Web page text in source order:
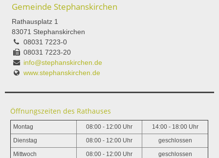
Gemeinde Stephanskirchen
Rathausplatz 1
83071 Stephanskirchen
08031 7223-0
08031 7223-20
info@stephanskirchen.de
www.stephanskirchen.de
Öffnungszeiten des Rathauses
Montag 08:00 - 12:00 Uhr 14:00 - 18:00 Uhr
Dienstag 08:00 - 12:00 Uhr geschlossen
Mittwoch 08:00 - 12:00 Uhr geschlossen